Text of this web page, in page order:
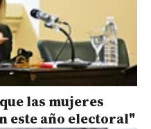
las mujeres
este año electoral"